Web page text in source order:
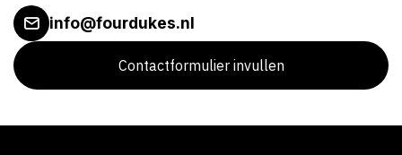
info@fourdukes.nl
Contactformulier invullen